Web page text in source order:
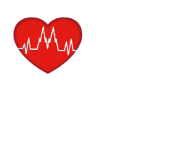
Inhalt
springen